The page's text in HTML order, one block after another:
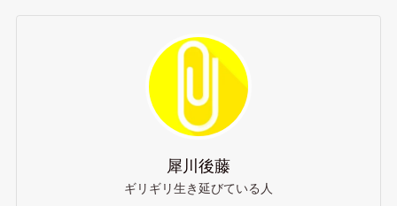
犀川後藤
ギリギリ生き延びている人